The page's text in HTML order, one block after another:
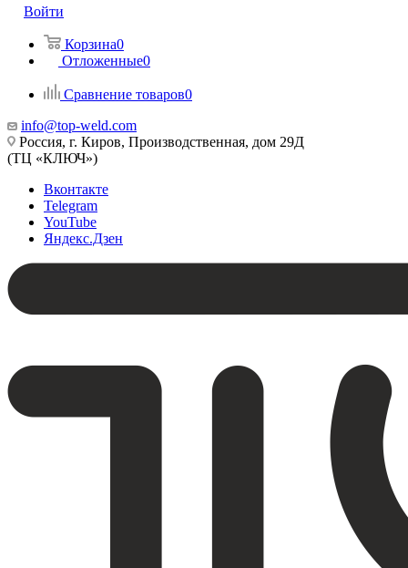
Войти
Корзина0
Отложенные0
Сравнение товаров0
info@top-weld.com
Россия, г. Киров, Производственная, дом 29Д
(ТЦ «КЛЮЧ»)
Вконтакте
Telegram
YouTube
Яндекс.Дзен